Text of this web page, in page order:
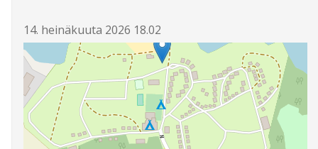
14. heinäkuuta 2026 18.02